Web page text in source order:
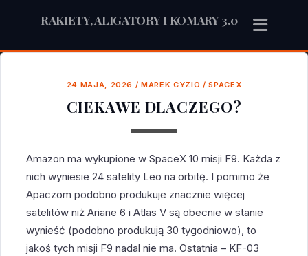
RAKIETY, ALIGATORY I KOMARY 3.0
24 MAJA, 2026 /MAREK CYZIO /SPACEX
CIEKAWE DLACZEGO?
Amazon ma wykupione w SpaceX 10 misji F9. Każda z
nich wyniesie 24 satelity Leo na orbitę. I pomimo że
Apaczom podobno produkuje znacznie więcej
satelitów niż Ariane 6 i Atlas V są obecnie w stanie
wynieść (podobno produkują 30 tygodniowo), to
jakoś tych misji F9 nadal nie ma. Ostatnia – KF-03